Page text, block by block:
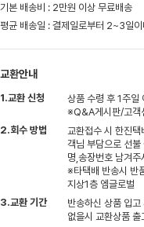
기본 배송비 : 2만원 이상 무료배송
평균 배송일 : 결제일로부터 2~3일
교환안내
1.교환 신청
상품 수령 후 1주일
※Q&A게시판/고객
2.회수 방법
교환접수 시 한진
객님 부담으로 선
명,송장번호 남겨
※타택배 반송시 반
지상1층 엠글로벌
3.교환 기간
반송하신 상품 입
없을시 교환상품